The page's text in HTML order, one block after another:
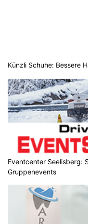
Künzli Schuhe: Bessere
Eventcenter Seelisberg:
Gruppenevents